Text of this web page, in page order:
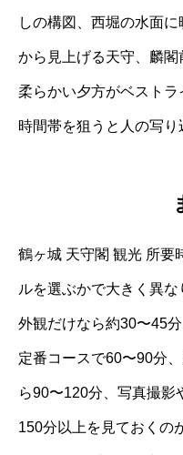
しの構図、西堀の水面
から見上げる天守、麟
柔らかい夕方がベスト
時間帯を狙うと人の写り
鶴ヶ城 天守閣 観光 所要
ルを選ぶかで大きく異な
外観だけなら約30〜45
定番コースで60〜90分
ら90〜120分、写真撮影
150分以上を見ておくの